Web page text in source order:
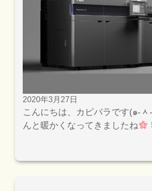
2020年3月27日
こんにちは、カピバラです(๑-
んと暖かくなってきましたね